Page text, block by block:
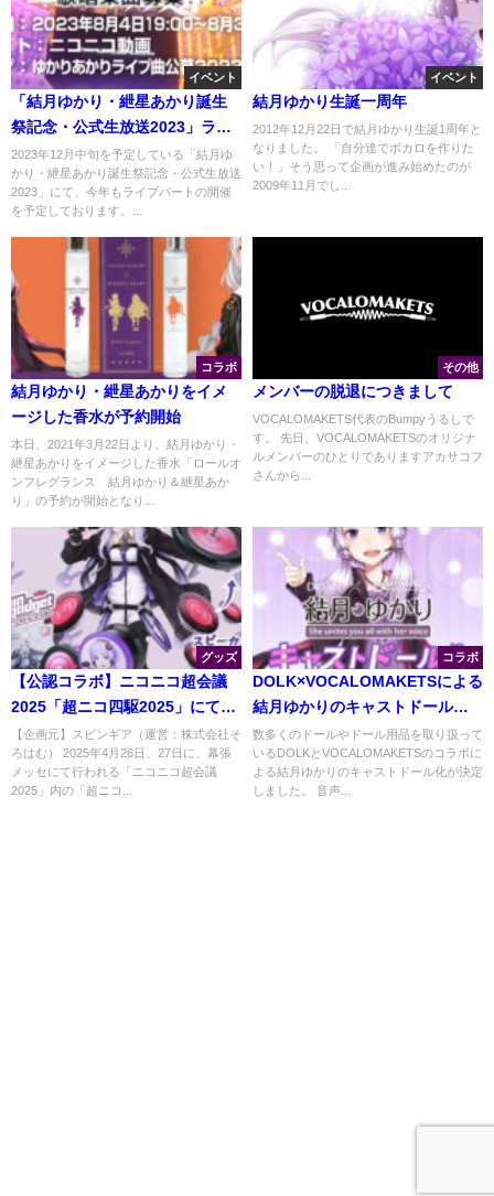
イベント
「結月ゆかり・紲星あかり誕生
祭記念・公式生放送2023」ライ
ブパート歌唱楽曲を募集
2023年12月中旬を予定している「結月ゆ
かり・紲星あかり誕生祭記念・公式生放送
2023」にて、今年もライブパートの開催
を予定しております。...
イベント
結月ゆかり生誕一周年
2012年12月22日で結月ゆかり生誕1周年と
なりました。 「自分達でボカロを作りた
い！」そう思って企画が進み始めたのが
2009年11月でし...
コラボ
結月ゆかり・紲星あかりをイメ
ージした香水が予約開始
本日、2021年3月22日より、結月ゆかり・
紲星あかりをイメージした香水「ロールオ
ンフレグランス 結月ゆかり＆紲星あか
り」の予約が開始となり...
その他
メンバーの脱退につきまして
VOCALOMAKETS代表のBumpyうるしで
す。 先日、VOCALOMAKETSのオリジナ
ルメンバーのひとりでありますアカサコフ
さんから...
グッズ
【公認コラボ】ニコニコ超会議
2025「超ニコ四駆2025」にて結
月ゆかりの新作ヨーヨーやコマ
などの先行販売決定
【企画元】スピンギア（運営：株式会社そ
ろはむ） 2025年4月26日、27日に、幕張
メッセにて行われる「ニコニコ超会議
2025」内の「超ニコ...
コラボ
DOLK×VOCALOMAKETSによる
結月ゆかりのキャストドール化
が決定
数多くのドールやドール用品を取り扱って
いるDOLKとVOCALOMAKETSのコラボに
よる結月ゆかりのキャストドール化が決定
しました。 音声...